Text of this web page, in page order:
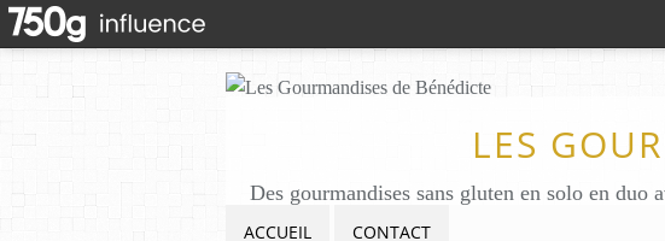
LES
ACCUEIL CONTACT